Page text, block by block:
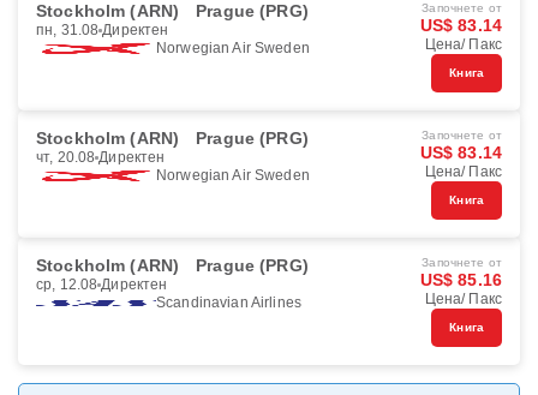
Stockholm (ARN) Prague (PRG)
пн, 31.08 Директен
Norwegian Air Sweden
Започнете от
US$ 83.14
Цена/ Пакс
Книга
Stockholm (ARN) Prague (PRG)
чт, 20.08 Директен
Norwegian Air Sweden
Започнете от
US$ 83.14
Цена/ Пакс
Книга
Stockholm (ARN) Prague (PRG)
ср, 12.08 Директен
Scandinavian Airlines
Започнете от
US$ 85.16
Цена/ Пакс
Книга